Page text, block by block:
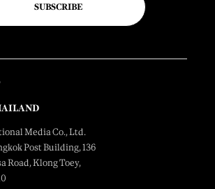
SUBSCRIBE
Media Co., Ltd.
Post Building, 136
Road, Klong Toey,